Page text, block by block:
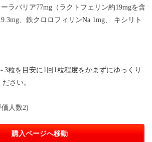
ラバリア77mg（ラクトフェリン約19mgを含
、鉄クロロフィリンNa 1mg、 キシリト
3粒を目安に1回1粒程度をかまずにゆっくり
さい。
人数2)
購入ページへ移動